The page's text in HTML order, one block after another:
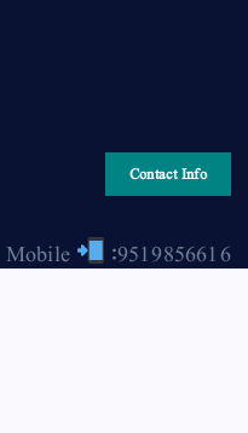
Contact Info
Mobile
:9519856616